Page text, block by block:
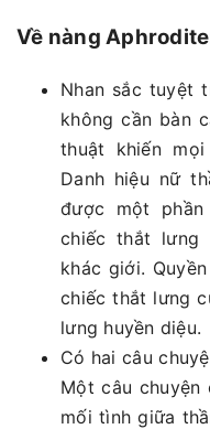
Về nàng
Nhan sắc tuyệt
không cần bàn
thuật khiến
Danh hiệu nữ
được một
chiếc thắt lưng
khác giới.
chiếc thắt lưng
lưng huyền diệu.
Có hai câu
Một câu chuyện
mối tình giữa